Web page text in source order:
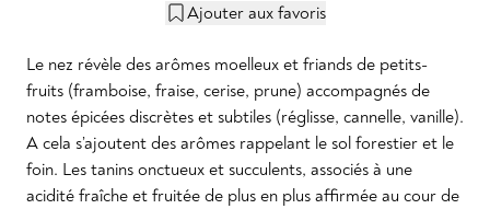
Ajouter aux favoris
Le nez révèle des arômes moelleux et friands de petits-
fruits (framboise, fraise, cerise, prune) accompagnés de
notes épicées discrètes et subtiles (réglisse, cannelle, vanille).
A cela s’ajoutent des arômes rappelant le sol forestier et le
foin. Les tanins onctueux et succulents, associés à une
acidité fraîche et fruitée de plus en plus affirmée au cour de